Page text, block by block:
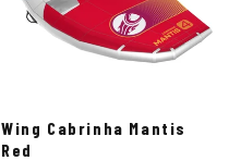
Wing Cabrinha Mantis
Red